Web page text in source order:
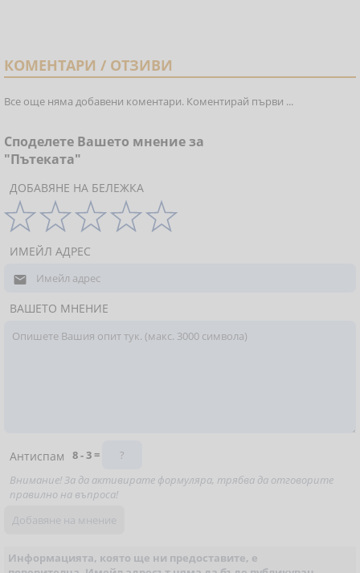
КОМЕНТАРИ / ОТЗИВИ
Все още няма добавени коментари. Коментирай първи ...
Споделете Вашето мнение за
"Пътеката"
ДОБАВЯНЕ НА БЕЛЕЖКА
ИМЕЙЛ АДРЕС

ВАШЕТО МНЕНИЕ
Антиспам
8 - 3 =
Внимание! За да активирате формуляра, трябва да отговорите
правилно на въпроса!
Информацията, която ще ни предоставите, е